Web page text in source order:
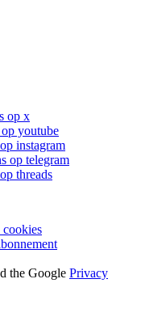
op x
youtube
instagram
op telegram
threads
the Google Privacy